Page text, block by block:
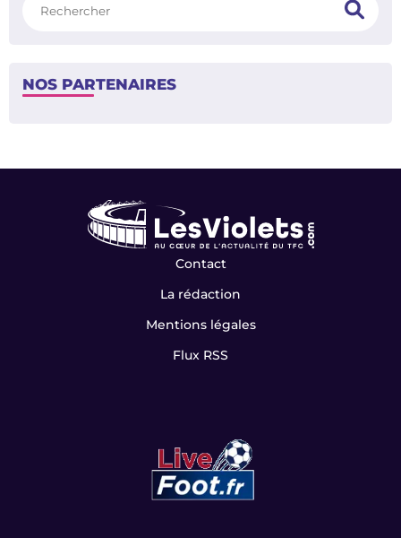
NOS PARTENAIRES
Contact
La rédaction
Mentions légales
Flux RSS